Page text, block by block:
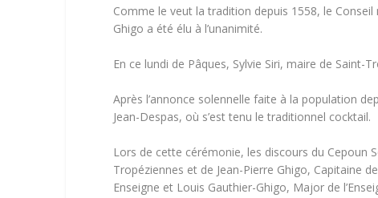
Comme le veut la tradition depuis 1558, le
Ghigo a été élu à l’unanimité.
En ce lundi de Pâques, Sylvie Siri, maire de Saint-
Après l’annonce solennelle faite à la population
Jean-Despas, où s’est tenu le traditionnel cocktail.
Lors de cette cérémonie, les discours du Cepoun
Tropéziennes et de Jean-Pierre Ghigo, Capitaine
Enseigne et Louis Gauthier-Ghigo, Major de